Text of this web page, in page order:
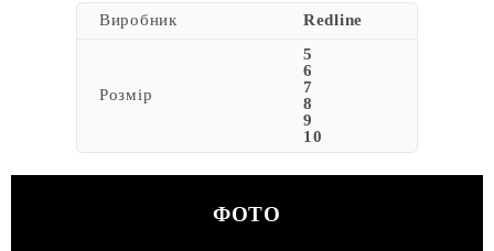
Виробник Redline
Розмір
5
6
7
8
9
10
ФОТО